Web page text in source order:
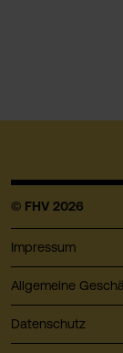
© FHV 2026
Impressum
Allgemeine
Datenschutz